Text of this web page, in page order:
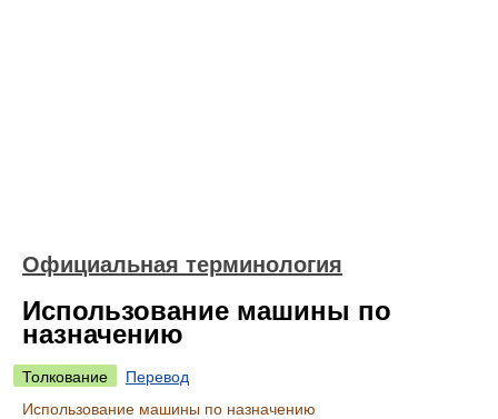
Официальная терминология
Использование машины по
назначению
Толкование
Перевод
Использование машины по назначению